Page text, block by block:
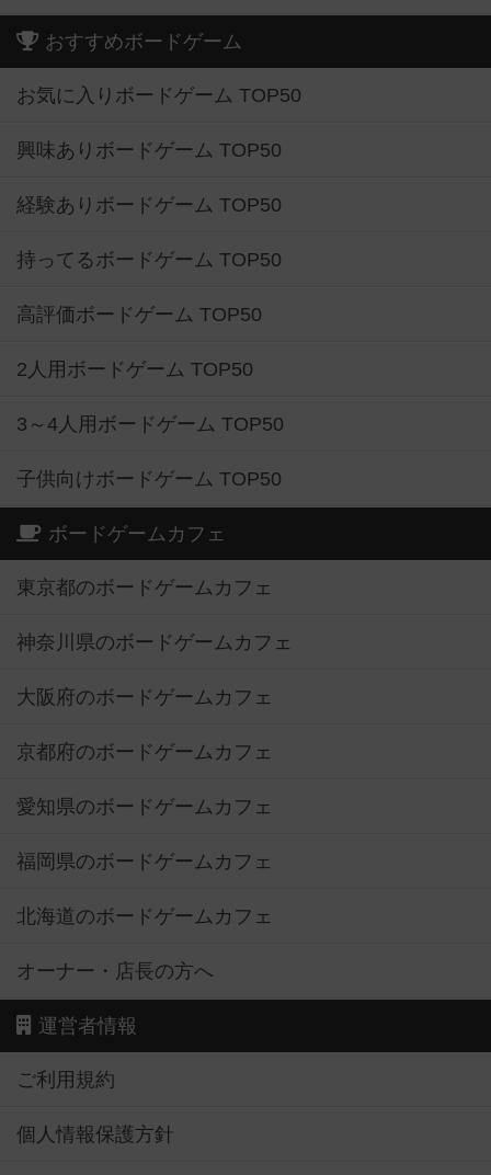
おすすめボードゲーム
お気に入りボードゲーム TOP50
興味ありボードゲーム TOP50
経験ありボードゲーム TOP50
持ってるボードゲーム TOP50
高評価ボードゲーム TOP50
2人用ボードゲーム TOP50
3～4人用ボードゲーム TOP50
子供向けボードゲーム TOP50
ボードゲームカフェ
東京都のボードゲームカフェ
神奈川県のボードゲームカフェ
大阪府のボードゲームカフェ
京都府のボードゲームカフェ
愛知県のボードゲームカフェ
福岡県のボードゲームカフェ
北海道のボードゲームカフェ
オーナー・店長の方へ
運営者情報
ご利用規約
個人情報保護方針